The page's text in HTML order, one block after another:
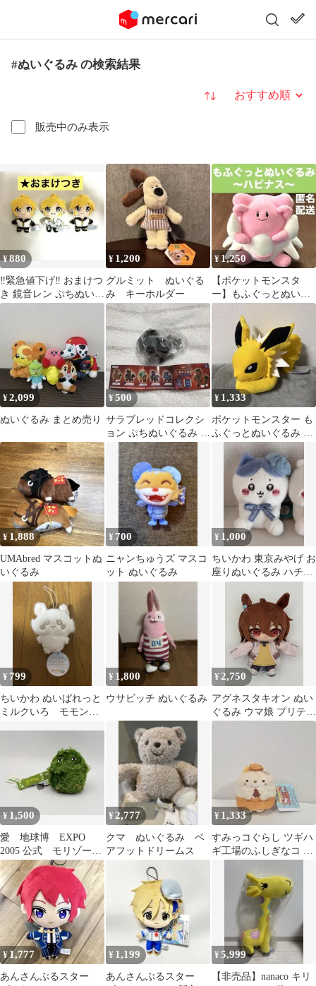
#ぬいぐるみ の検索結果
販売中のみ表示
並び替え
¥880
‼️緊急値下げ‼️ おまけつ
き 鏡音レン ぷちぬい
セット
¥ 1,200
グルミット ぬいぐる
み キーホルダー
¥ 1,250
【ポケットモンスタ
ー】もふぐっとぬいぐ
るみ 〜ハピナス〜 プ
ライズ品
¥2,099
ぬいぐるみ まとめ売り
¥500
サラブレッドコレクシ
ョン ぷちぬいぐるみ メ
ジロマックイーン
¥ 1,333
ポケットモンスター も
ふぐっとぬいぐるみ イ
ーブイフレンズ サンダ
ース
¥ 1,888
UMAbred マスコットぬ
いぐるみ
¥ 700
ニャンちゅうズ マスコ
ット ぬいぐるみ
¥ 1,000
ちいかわ 東京みやげ お
座りぬいぐるみ ハチワ
¥ 799
ちいかわ ぬいぱれっと
ミルクいろ モモン
¥ 1,800
ウサビッチ ぬいぐるみ
¥ 2,750
アグネスタキオン ぬい
ぐるみ ウマ娘 プリティ
ーダービー Chibiぬい
¥ 1,500
愛 地球博 EXPO
2005 公式 モリゾー
ぬいぐるみ ストラッ
プ
¥ 2,777
クマ ぬいぐるみ ベ
アフットドリームス
¥ 1,333
すみっコぐらし ツギハ
ギ工場のふしぎなコ な
¥1,777
あんさんぶるスター
¥ 1,199
あんさんぶるスター
¥5,999
【非売品】nanaco キリ